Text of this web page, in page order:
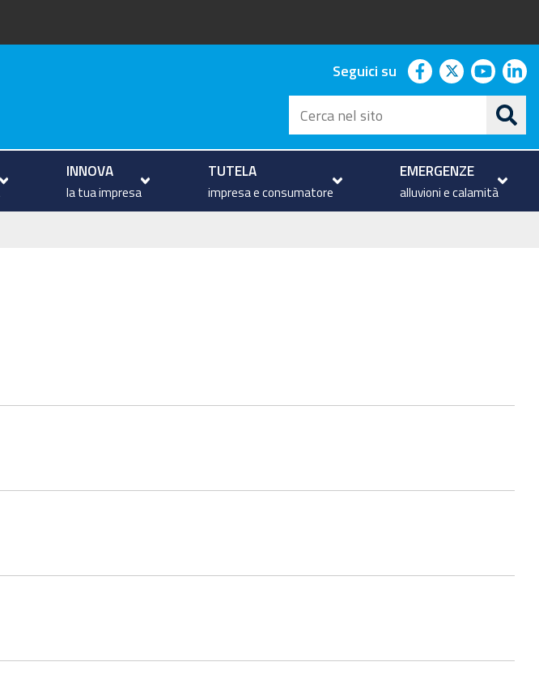
Seguici su facebook
twitter
Cerca
nel
sito
INNOVA
la tua impresa
TUTELA
impresa e consumatore
EMERGENZE
alluvioni e calamità